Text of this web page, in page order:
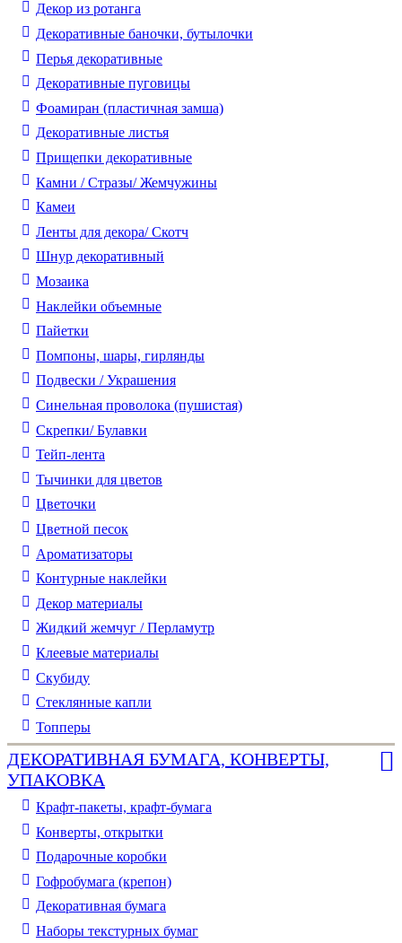
Декор из ротанга
Декоративные баночки, бутылочки
Перья декоративные
Декоративные пуговицы
Фоамиран (пластичная замша)
Декоративные листья
Прищепки декоративные
Камни / Cтразы/ Жемчужины
Камеи
Ленты для декора/ Скотч
Шнур декоративный
Мозаика
Наклейки объемные
Пайетки
Помпоны, шары, гирлянды
Подвески / Украшения
Синельная проволока (пушистая)
Скрепки/ Булавки
Тейп-лента
Тычинки для цветов
Цветочки
Цветной песок
Ароматизаторы
Контурные наклейки
Декор материалы
Жидкий жемчуг / Перламутр
Клеевые материалы
Скубиду
Стеклянные капли
Топперы
ДЕКОРАТИВНАЯ БУМАГА, КОНВЕРТЫ,
УПАКОВКА
Крафт-пакеты, крафт-бумага
Конверты, открытки
Подарочные коробки
Гофробумага (крепон)
Декоративная бумага
Наборы текстурных бумаг